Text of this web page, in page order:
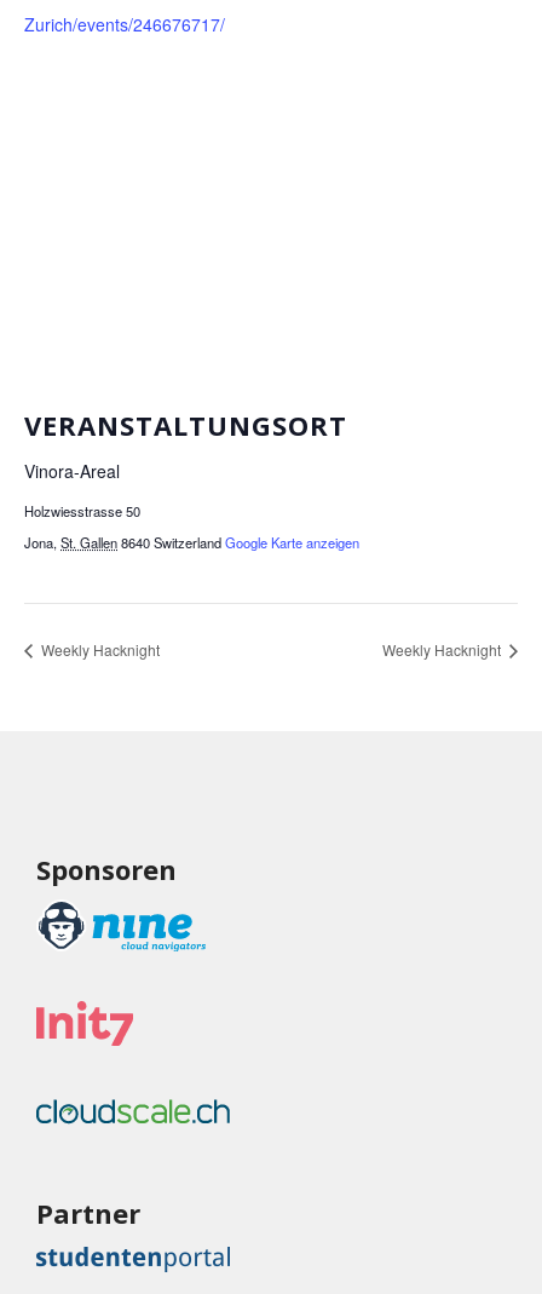
Zurich/events/246676717/
VERANSTALTUNGSORT
Vinora-Areal
Holzwiesstrasse 50
Jona, St. Gallen8640SwitzerlandGoogle Karte anzeigen
Weekly Hacknight Weekly Hacknight
Sponsoren
Partner